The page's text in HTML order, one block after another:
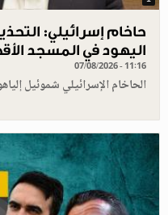
حاخام إسرائيلي:
اليهود في المسجد
07/08/2026 - 11:16
الحاخام الإسرائيلي شموئيل